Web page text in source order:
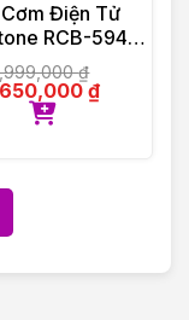
Điện Tử
RCB-5949
Lít 860W
₫
₫